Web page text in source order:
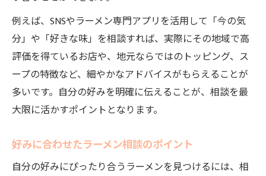
例えば、SNSやラーメン専門アプリを活用して「今の気
分」や「好きな味」を相談すれば、実際にその地域で高
評価を得ているお店や、地元ならではのトッピング、ス
ープの特徴など、細やかなアドバイスがもらえることが
多いです。自分の好みを明確に伝えることが、相談を最
大限に活かすポイントとなります。
好みに合わせたラーメン相談のポイント
自分の好みにぴったり合うラーメンを見つけるには、相